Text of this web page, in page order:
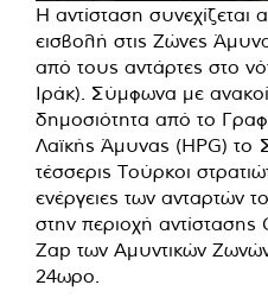
Η αντίσταση συνεχίζεται
εισβολή στις Ζώνες
από τους αντάρτες στο
Ιράκ). Σύμφωνα με
δημοσιότητα από το
Λαϊκής Άμυνας (HPG) το
τέσσερις Τούρκοι
ενέργειες των ανταρτών
στην περιοχή
Zap των Αμυντικών
24ωρο.